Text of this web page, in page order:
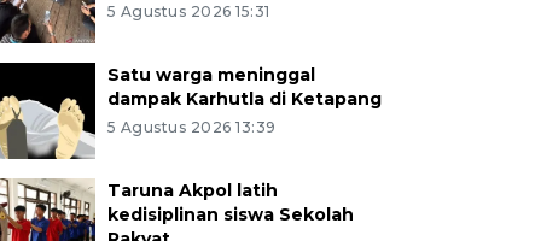
5 Agustus 2026 15:31
Satu warga meninggal
dampak Karhutla di Ketapang
5 Agustus 2026 13:39
Taruna Akpol latih
kedisiplinan siswa Sekolah